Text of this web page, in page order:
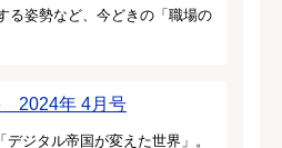
る姿勢など、今どきの「職場の
2024年 4月号
デジタル帝国が変えた世界」。